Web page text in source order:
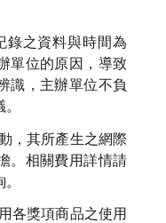
錄之資料與時間為
單位的原因，導致
識，主辦單位不負
，其所產生之網際
。相關費用詳情請
各獎項商品之使用